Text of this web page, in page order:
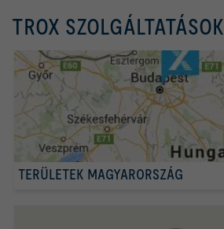
TROX SZOLGÁLTATÁSOK
TERÜLETEK MAGYARORSZÁG